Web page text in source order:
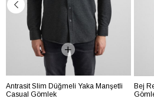
Antrasit Slim Düğmeli Yaka Manşetli
Casual Gömlek
Bej